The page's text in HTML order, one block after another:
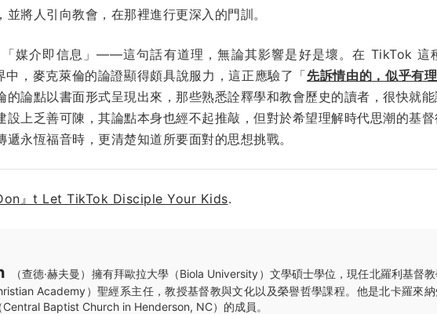
將人引向教會，在那裡進行更深入的門訓。
媒介即信息」——這句話有道理，無論其影響是好是壞。在 TikTok 這
，麥克萊倫的論證顯得頗具說服力，這正應驗了「先訴情由的，似乎有理
論點以書面形式呈現出來，那些熟悉詮釋學和教會歷史的讀者，很快就能
設上乏善可陳，其論點本身也經不起推敲，但對於希望理解時代思潮的基
永恆福音時，更清楚知道所要面對的思想挑戰。
』t Let TikTok Disciple Your Kids.
（查德·赫夫曼）擁有拜歐拉大學（Biola University）文學碩士學位，現任北羅利基督
Academy）聖經系主任，教授基督教與文化以及榮譽哲學課程。他是北卡羅來納
Baptist Church in Henderson, NC）的成員。